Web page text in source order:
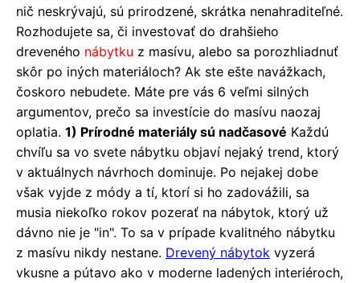
nič neskrývajú, sú prirodzené, skrátka nenahraditeľné.
Rozhodujete sa, či investovať do drahšieho
dreveného nábytku z masívu, alebo sa porozhliadnuť
skôr po iných materiáloch? Ak ste ešte navážkach,
čoskoro nebudete. Máte pre vás 6 veľmi silných
argumentov, prečo sa investície do masívu naozaj
oplatia. 1) Prírodné materiály sú nadčasové Každú
chvíľu sa vo svete nábytku objaví nejaký trend, ktorý
v aktuálnych návrhoch dominuje. Po nejakej dobe
však vyjde z módy a tí, ktorí si ho zadovážili, sa
musia niekoľko rokov pozerať na nábytok, ktorý už
dávno nie je "in". To sa v prípade kvalitného nábytku
z masívu nikdy nestane. Drevený nábytok vyzerá
vkusne a pútavo ako v moderne ladených interiéroch,